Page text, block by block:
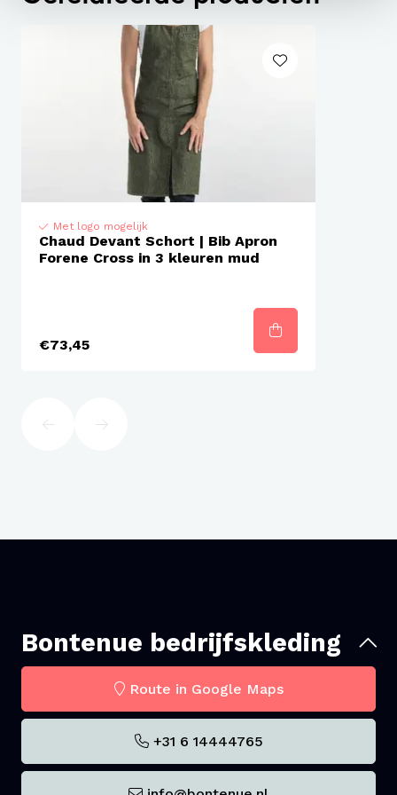
Everybody loves denim! Dit stoere schort heeft twee
zakjes middenvoor en de nekband is dankzij een
metalen gesp gemakkelijk te verstellen.
Met logo mogelijk
Chaud Devant Schort | Bib Apron
Forene Cross in 3 kleuren mud
€73,45
Bontenue bedrijfskleding
Route in Google Maps
+31 6 14444765